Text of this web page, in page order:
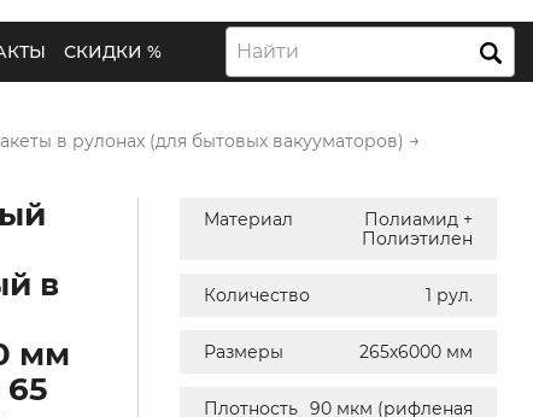
СКИДКИ % Найти
в рулонах (для бытовых вакууматоров) →
в
мм
Материал
Полиамид +
Полиэтилен
Количество 1 рул.
Размеры 265х6000 мм
Плотность 90 мкм (рифленая